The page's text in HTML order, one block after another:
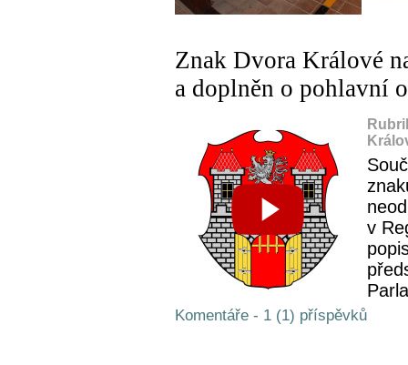
Znak Dvora Králové
a doplněn o pohlavní
v
Komentáře - 1 (1) příspěvků